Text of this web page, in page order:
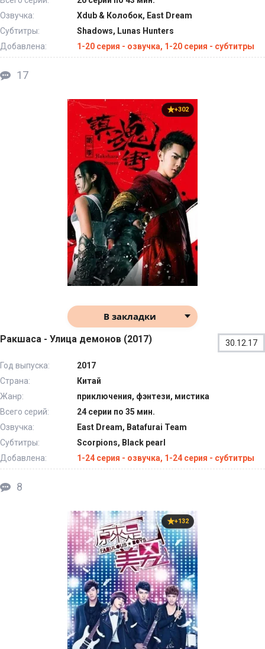
Озвучка:
Xdub & Колобок, East Dream
Субтитры:
Shadows, Lunas Hunters
Добавлена:
1-20 серия - озвучка, 1-20 серия - субтитры
17
+302
В закладки
Ракшаса - Улица демонов (2017) 30.12.17
Год выпуска:
2017
Страна:
Китай
Жанр:
приключения, фэнтези, мистика
Всего серий:
24 серии по 35 мин.
Озвучка:
East Dream, Batafurai Team
Субтитры:
Scorpions, Black pearl
Добавлена:
1-24 серия - озвучка, 1-24 серия - субтитры
8
+132